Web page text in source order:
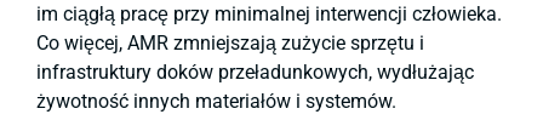
im ciągłą pracę przy minimalnej interwencji człowieka.
Co więcej, AMR zmniejszają zużycie sprzętu i
infrastruktury doków przeładunkowych, wydłużając
żywotność innych materiałów i systemów.